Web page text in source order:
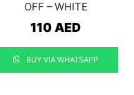
OFF – WHITE
110AED
BUY VIA WHATSAPP